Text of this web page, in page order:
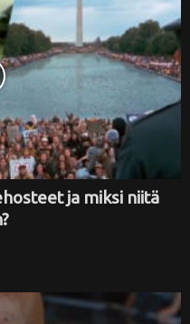
ja miksi niitä